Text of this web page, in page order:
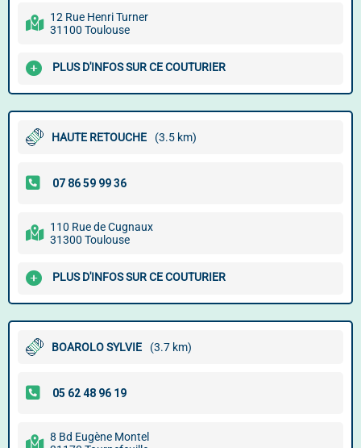
12 Rue Henri Turner
31100 Toulouse
PLUS D'INFOS SUR CE COUTURIER
HAUTE RETOUCHE (3.5 km)
110 Rue de Cugnaux
31300 Toulouse
PLUS D'INFOS SUR CE COUTURIER
BOAROLO SYLVIE (3.7 km)
8 Bd Eugène Montel